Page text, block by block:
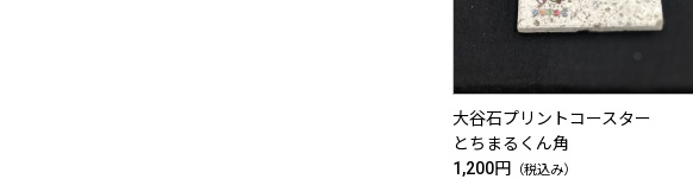
大谷石プリントコースター
とちまるくん角
1,200円
（税込み）